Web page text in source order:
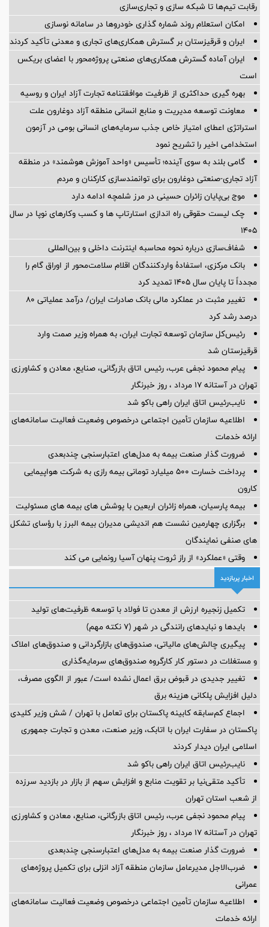
رقابت تیم‌ها تا شبکه سازی و تجاری‌سازی
امکان استعلام روند شماره گذاری خودروها در سامانه نوسازی
ایران و قرقیزستان بر گسترش همکاری‌های تجاری و معدنی تأکید کردند
ایران آماده گسترش همکاری‌های صنعتی پروژه‌محور با اعضای بریکس
است
بهره گیری حداکثری از ظرفیت موافقتنامه تجارت آزاد ایران و روسیه
معاونت توسعه مدیریت و منابع انسانی منطقه آزاد دوغارون علت
استراتژی اعطای امتیاز خاص جذب سرمایه‌های انسانی بومی در آزمون
استخدامی اخیر را تشریح نمود
گامی بلند به سوی آینده؛ تأسیس «واحد آموزش هوشمند» در منطقه
آزاد تجاری-صنعتی دوغارون برای توانمندسازی کارکنان و مردم
موج بی‌پایان زائران حسینی در مرز شلمچه ادامه دارد
چک لیست حقوقی راه اندازی استارتاپ ها و کسب وکارهای نوپا در سال
۱۴۰۵
شفاف‌سازی درباره نحوه محاسبه اینترنت داخلی و بین‌المللی
بانک مرکزی، استفادۀ واردکنندگان اقلام سلامت‌محور از اوراق گام را
مجدداً تا پایان سال ۱۴۰۵ تمدید کرد
تغییر مثبت در عملکرد مالی بانک صادرات ایران/ درآمد عملیاتی 80
درصد رشد کرد
رئیس‌کل سازمان توسعه تجارت ایران، به همراه وزیر صمت وارد
قرقیزستان شد
پیام محمود نجفی عرب، رئیس اتاق بازرگانی، صنایع، معادن و کشاورزی
تهران در آستانه 17 مرداد ، روز خبرنگار
نایب‌رئیس اتاق ایران راهی باکو شد
اطلاعیه سازمان تأمین اجتماعی درخصوص وضعیت فعالیت سامانه‌های
ارائه خدمات
ضرورت گذار صنعت بیمه به مدل‌های اعتبارسنجی چندبعدی
پرداخت خسارت ۵۰۰ میلیارد تومانی بیمه رازی به شرکت هواپیمایی
کارون
بیمه پارسیان، همراه زائران اربعین با پوشش های بیمه های مسئولیت
برگزاری چهارمین نشست هم اندیشی مدیران بیمه البرز با رؤسای تشکل
های صنفی نمایندگان
وقتی «عملکرد» از راز ثروت پنهان آسیا رونمایی می کند
اخبار پربازدید
تکمیل زنجیره ارزش از معدن تا فولاد با توسعه ظرفیت‌های تولید
بایدها و نبایدهای رانندگی در شهر (۷ نکته مهم)
پیگیری چالش‌های مالیاتی، صندوق‌های بازارگردانی و صندوق‌های املاک
و مستغلات در دستور کار کارگروه صندوق‌های سرمایه‌گذاری
تغییر جدیدی در قبوض برق اعمال نشده است/ عبور از الگوی مصرف،
دلیل افزایش پلکانی هزینه برق
اجماع کم‌سابقه کابینه پاکستان برای تعامل با تهران / شش وزیر کلیدی
پاکستان در سفارت ایران با اتابک، وزیر صنعت، معدن و تجارت جمهوری
اسلامی ایران دیدار کردند
نایب‌رئیس اتاق ایران راهی باکو شد
تأکید متقی‌نیا بر تقویت منابع و افزایش سهم از بازار در بازدید سرزده
از شعب استان تهران
پیام محمود نجفی عرب، رئیس اتاق بازرگانی، صنایع، معادن و کشاورزی
تهران در آستانه 17 مرداد ، روز خبرنگار
ضرورت گذار صنعت بیمه به مدل‌های اعتبارسنجی چندبعدی
ضرب‌الاجل مدیرعامل سازمان منطقه آزاد انزلی برای تكمیل پروژه‌های
عمرانی
اطلاعیه سازمان تأمین اجتماعی درخصوص وضعیت فعالیت سامانه‌های
ارائه خدمات